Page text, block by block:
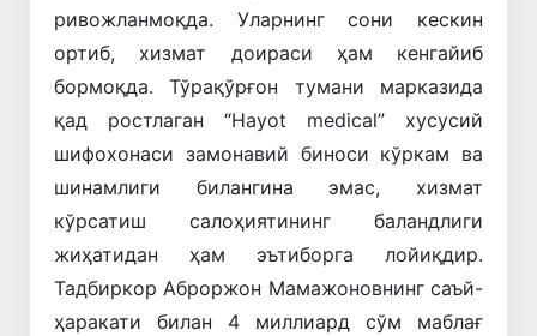
ривожланмоқда. Уларнинг сони кескин
ортиб, хизмат доираси ҳам кенгайиб
бормоқда. Тўрақўрғон тумани марказида
қад ростлаган “Hayot medical” хусусий
шифохонаси замонавий биноси кўркам ва
шинамлиги билангина эмас, хизмат
кўрсатиш салоҳиятининг баландлиги
жиҳатидан ҳам эътиборга лойиқдир.
Тадбиркор Аброржон Мамажоновнинг саъй-
ҳаракати билан 4 миллиард сўм маблағ